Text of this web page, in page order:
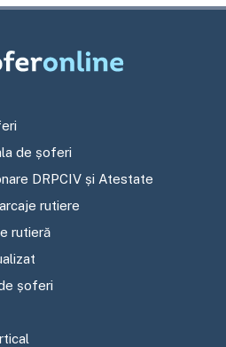
de șoferi
DRPCIV și Atestate
rutiere
rutieră
șoferi